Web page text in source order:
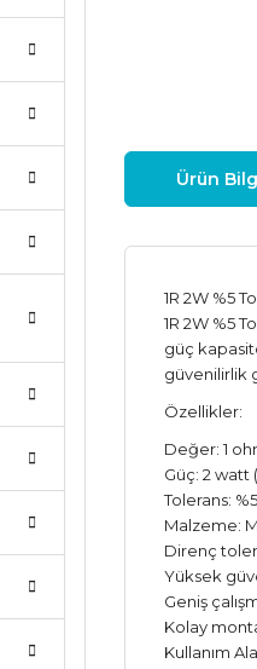
Ürün
1R 2W %5
1R 2W %5
güç
güvenilirlik
Özellikler:
Değer: 1
Güç: 2 watt
Tolerans: %5
Malzeme:
Direnç
Yüksek
Geniş
Kolay
Kullanım